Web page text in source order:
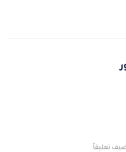
تعليقاً.